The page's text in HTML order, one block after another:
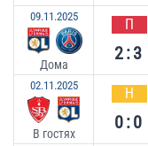
09.11.2025
Дома
П
2:3
02.11.2025
В гостях
Н
0:0